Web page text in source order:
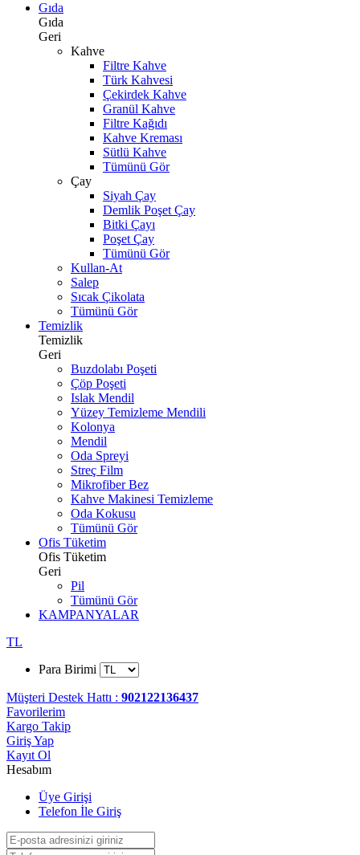
Gıda
Gıda
Geri
Kahve
Filtre Kahve
Türk Kahvesi
Çekirdek Kahve
Granül Kahve
Filtre Kağıdı
Kahve Kreması
Sütlü Kahve
Tümünü Gör
Çay
Siyah Çay
Demlik Poşet Çay
Bitki Çayı
Poşet Çay
Tümünü Gör
Kullan-At
Salep
Sıcak Çikolata
Tümünü Gör
Temizlik
Temizlik
Geri
Buzdolabı Poşeti
Çöp Poşeti
Islak Mendil
Yüzey Temizleme Mendili
Kolonya
Mendil
Oda Spreyi
Streç Film
Mikrofiber Bez
Kahve Makinesi Temizleme
Oda Kokusu
Tümünü Gör
Ofis Tüketim
Ofis Tüketim
Geri
Pil
Tümünü Gör
KAMPANYALAR
TL
Para Birimi
Müşteri Destek Hattı : 902122136437
Favorilerim
Kargo Takip
Giriş Yap
Kayıt Ol
Hesabım
Üye Girişi
Telefon İle Giriş